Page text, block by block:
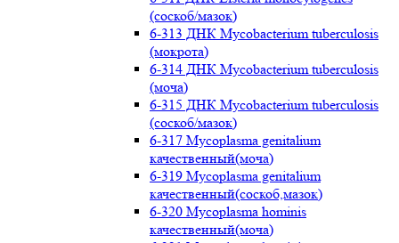
(соскоб/мазок)
6-313 ДНК Mycobacterium tuberculosis
(мокрота)
6-314 ДНК Mycobacterium tuberculosis
(моча)
6-315 ДНК Mycobacterium tuberculosis
(соскоб/мазок)
6-317 Mycoplasma genitalium
качественный(моча)
6-319 Mycoplasma genitalium
качественный(соскоб,мазок)
6-320 Mycoplasma hominis
качественный(моча)